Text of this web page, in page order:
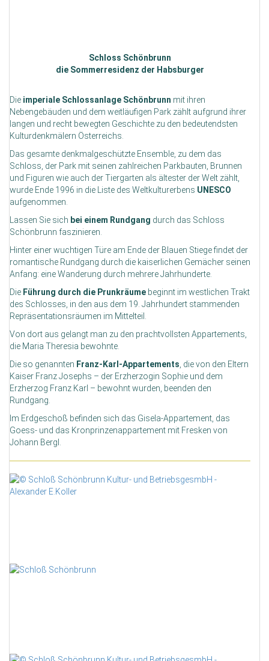
Schloss Schönbrunn
die Sommerresidenz der Habsburger
Die imperiale Schlossanlage Schönbrunn mit ihren
Nebengebäuden und dem weitläufigen Park zählt aufgrund ihrer
langen und recht bewegten Geschichte zu den bedeutendsten
Kulturdenkmälern Österreichs.
Das gesamte denkmalgeschützte Ensemble, zu dem das
Schloss, der Park mit seinen zahlreichen Parkbauten, Brunnen
und Figuren wie auch der Tiergarten als ältester der Welt zählt,
wurde Ende 1996 in die Liste des Weltkulturerbens UNESCO
aufgenommen.
Lassen Sie sich bei einem Rundgang durch das Schloss
Schönbrunn faszinieren.
Hinter einer wuchtigen Türe am Ende der Blauen Stiege findet der
romantische Rundgang durch die kaiserlichen Gemächer seinen
Anfang: eine Wanderung durch mehrere Jahrhunderte.
Die Führung durch die Prunkräume beginnt im westlichen Trakt
des Schlosses, in den aus dem 19. Jahrhundert stammenden
Repräsentationsräumen im Mittelteil.
Von dort aus gelangt man zu den prachtvollsten Appartements,
die Maria Theresia bewohnte.
Die so genannten Franz-Karl-Appartements, die von den Eltern
Kaiser Franz Josephs – der Erzherzogin Sophie und dem
Erzherzog Franz Karl – bewohnt wurden, beenden den
Rundgang.
Im Erdgeschoß befinden sich das Gisela-Appartement, das
Goess- und das Kronprinzenappartement mit Fresken von
Johann Bergl.